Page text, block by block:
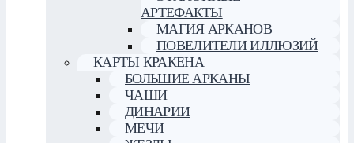
АРТЕФАКТЫ
МАГИЯ АРКАНОВ
ПОВЕЛИТЕЛИ ИЛЛЮЗИЙ
КАРТЫ КРАКЕНА
БОЛЬШИЕ АРКАНЫ
ЧАШИ
ДИНАРИИ
МЕЧИ